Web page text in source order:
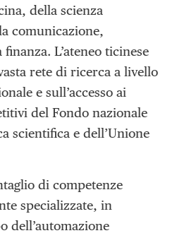
della scienza
comunicazione,
L’ateneo ticinese
rete di ricerca a livello
e sull’accesso ai
del Fondo nazionale
scientifica e dell’Unione
di competenze
specializzate, in
dell’automazione